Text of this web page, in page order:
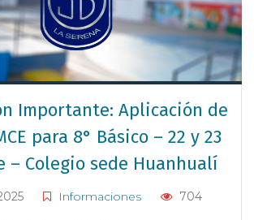
Importante: Aplicación de
para 8° Básico – 22 y 23
– Colegio sede Huanhualí
Informaciones 704